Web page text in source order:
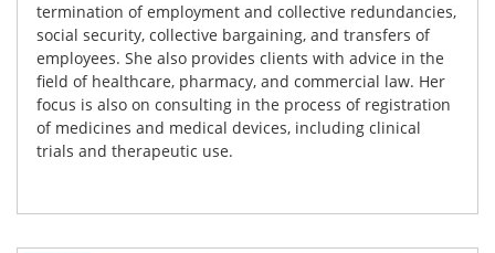
termination of employment and collective redundancies,
social security, collective bargaining, and transfers of
employees. She also provides clients with advice in the
field of healthcare, pharmacy, and commercial law. Her
focus is also on consulting in the process of registration
of medicines and medical devices, including clinical
trials and therapeutic use.